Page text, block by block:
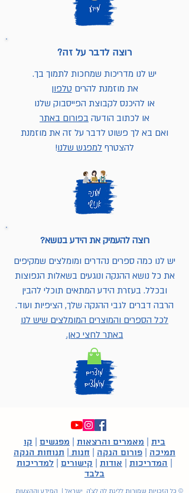
רוצה לדבר על זה?
יש לנו מדריכות שמחכות לתמוך בך.
את מוזמנת להרים טלפון
או להיכנס לקבוצת הפייסבוק שלנו
או לכתוב הודעה בפורום באתר
ואם בא לך פשוט לדבר על זה את מוזמנת
להצטרף למפגש שלנו!
רוצה להעמיק את הידע בנושא?
יש לנו כמה ספרים נהדרים ומומלצים שמקיפים
את כל נושא ההנקה ונוגעים בשאלות הנפוצות
ובכלל. בעזרת הידע המתאים תוכלי להבין
הרבה דברים לגבי ההנקה שלך, הציפיות ועוד.
לכל הספרים והמוצרים המומלצים שיש לנו
באתר לחצי כאן.
בית מאמרים והרצאות מפגשים
קו
תמיכה
פורום הנקה חנות
תנוחות הנקה
המדריכות אודות קישורים
למדריכות
בלבד
© כל הזכויות שמורות לליגת לה לצ'ה ישראל | המידע וההצעות